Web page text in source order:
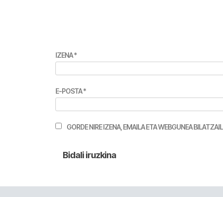
IZENA*
E-POSTA*
GORDE NIRE IZENA, EMAILA ETA WEBGUNEA